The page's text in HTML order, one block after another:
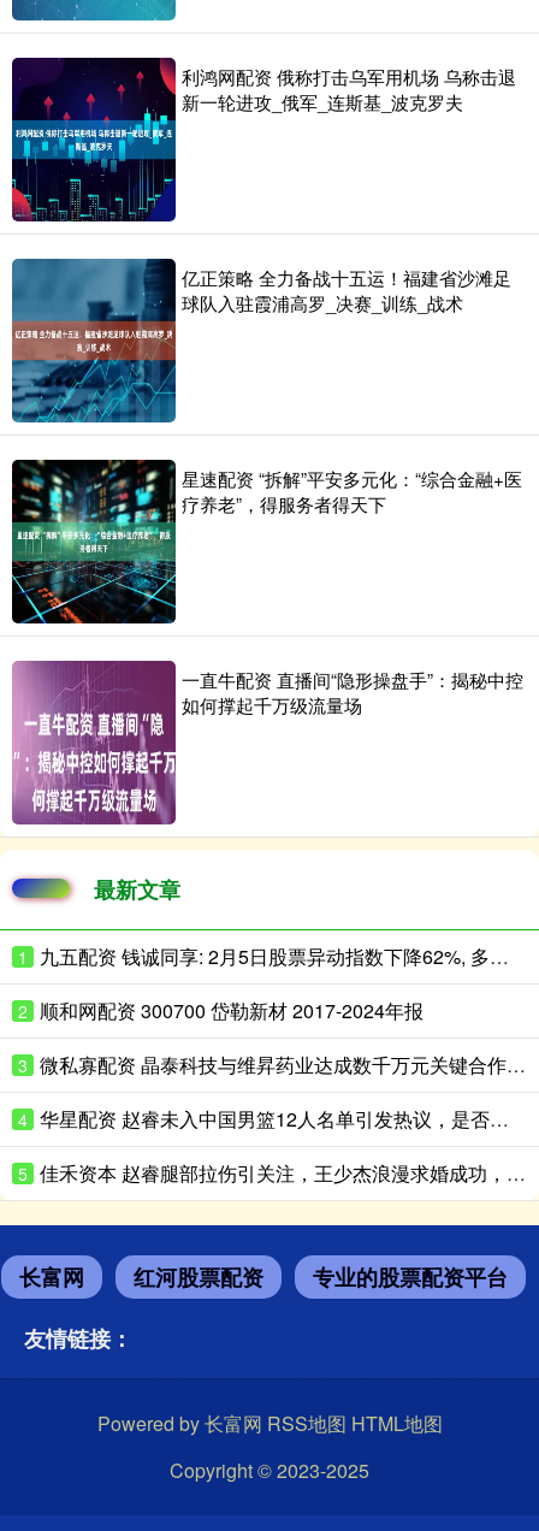
利鸿网配资 俄称打击乌军用机场 乌称击退
新一轮进攻_俄军_连斯基_波克罗夫
亿正策略 全力备战十五运！福建省沙滩足
球队入驻霞浦高罗_决赛_训练_战术
星速配资 “拆解”平安多元化：“综合金融+医
疗养老”，得服务者得天下
一直牛配资 直播间“隐形操盘手”：揭秘中控
如何撑起千万级流量场
最新文章
1 九五配资 钱诚同享: 2月5日股票异动指数下降62%, 多空强度净值为-83只股
2 顺和网配资 300700 岱勒新材 2017-2024年报
3 微私寡配资 晶泰科技与维昇药业达成数千万元关键合作, AI+机器人共拓内分泌药物千亿级蓝海市场
4 华星配资 赵睿未入中国男篮12人名单引发热议，是否为北京队刻意保留？
5 佳禾资本 赵睿腿部拉伤引关注，王少杰浪漫求婚成功，辽宁男篮功勋刘志轩执教青年队
长富网 红河股票配资
专业的股票配资平台
友情链接：
Powered by长富网 RSS地图 HTML地图
Copyright© 2023-2025